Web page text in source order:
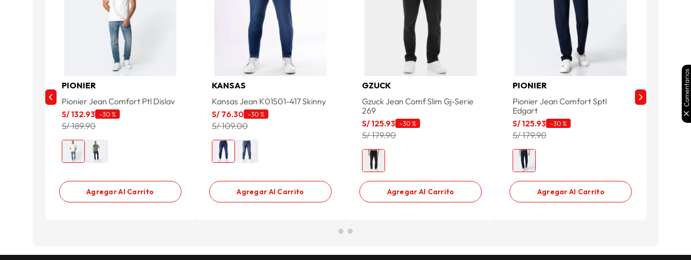
PIONIER
Pionier Jean Comfort Ptl Dislav
S/ 132.93 -30 %
S/ 189.90
Agregar Al Carrito
KANSAS
Kansas Jean K01501-417 Skinny
S/ 76.30 -30 %
S/ 109.00
Agregar Al Carrito
GZUCK
Gzuck Jean Comf Slim Gj-Serie
269
S/ 125.93 -30 %
S/ 179.90
Agregar Al Carrito
PIONIER
Pionier Jean Comfort Sptl
Edgart
S/ 125.93 -30 %
S/ 179.90
Agregar Al Carrito
P111
104.
Comentarios